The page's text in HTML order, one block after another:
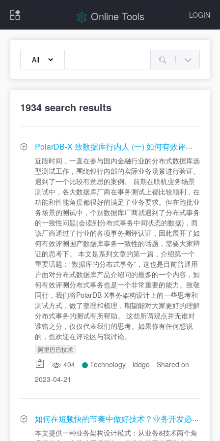
LOGIN
Online Tools
|
1934 search results
PolarDB-X 致数据库行内人 (一) 如何有效评测国产数据库的分布式事务
近段时间，一直在参与国内金融行业的分布式数据库选
型测试工作，围绕银行内部的实际业务场景进行验证。
遇到了一个比较有意思的案例。 前期在联机业务场景
测试中，各大数据库厂商在事务测试上都比较顺利，在
功能和性能角度都很好的满足了业务要求。但在跑批业
务场景的测试中，个别数据库厂商就遇到了分布式事务
的一致性问题(会读到分布式事务中间状态的数据)，而
该厂商通过了行业的各项事务测评认证，因此展开了如
何有效评测国产数据库事务一致性的话题，需要大家辩
证的思考下。 本文是系列文章的第一篇，介绍第一个
重要话题：“数据库的分布式事务”，这也是目前普通用
户面对分布式数据库产品介绍问的最多的一个内容，如
何有效评测分布式事务也是一个非常重要的能力。致敬
同行，我们将PolarDB-X事务架构设计上的一些思考和
测试方式，做了整理和梳理，期望能对大家更好的理解
分布式事务的测试有所帮助。 这些所谓观点并无谁对
谁错之分，仅仅代表我们的思考。如果你有任何想说
的，也欢迎在评论区与我讨论。
阿里巴巴技术
404 Technology lddgo
Shared on
2023-04-21
如何在短频快的节奏中做好技术？业务开发必会的架构思维
本文提供一种业务架构设计模式：从业务&技术两个角